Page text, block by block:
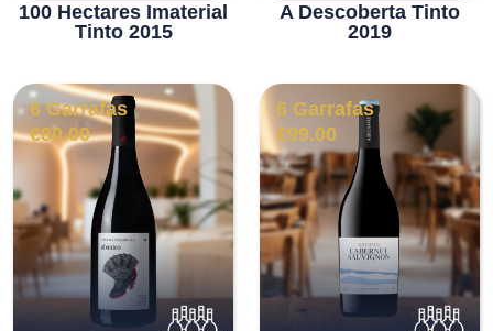
100 Hectares Imaterial
Tinto 2015
A Descoberta Tinto
2019
6 Garrafas
€80.00
6 Garrafas
€99.00